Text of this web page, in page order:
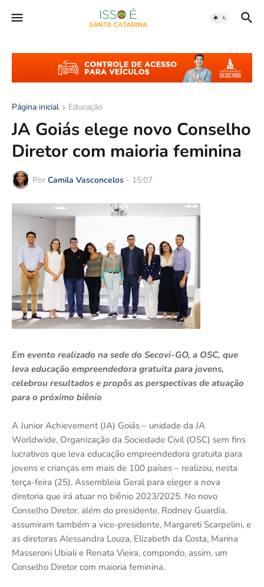
Página inicial Educação
JA Goiás elege novo Conselho
Diretor com maioria feminina
Por Camila Vasconcelos - 15:07
Em evento realizado na sede do Secovi-GO, a OSC, que
leva educação empreendedora gratuita para jovens,
celebrou resultados e propôs as perspectivas de atuação
para o próximo biênio
A Junior Achievement (JA) Goiás – unidade da JA
Worldwide, Organização da Sociedade Civil (OSC) sem fins
lucrativos que leva educação empreendedora gratuita para
jovens e crianças em mais de 100 países – realizou, nesta
terça-feira (25), Assembleia Geral para eleger a nova
diretoria que irá atuar no biênio 2023/2025. No novo
Conselho Diretor, além do presidente, Rodney Guardia,
assumiram também a vice-presidente, Margareti Scarpelini, e
as diretoras Alessandra Louza, Elizabeth da Costa, Marina
Masseroni Ubiali e Renata Vieira, compondo, assim, um
Conselho Diretor com maioria feminina.